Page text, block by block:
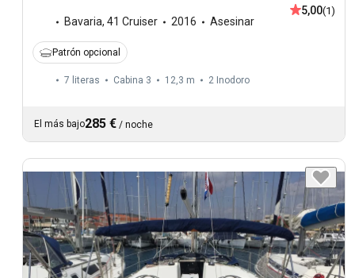
Bavaria, 41 Cruiser 2016 Asesinar
5,00(1)
Patrón opcional
7 literas Cabina 3 12,3 m 2 Inodoro
El más bajo285 € / noche